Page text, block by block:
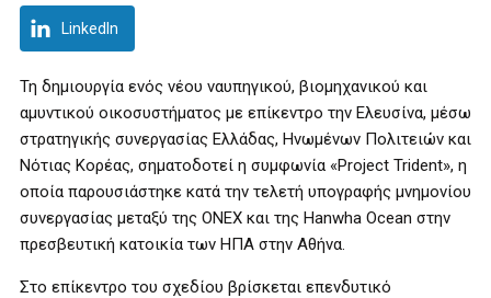
LinkedIn
Τη δημιουργία ενός νέου ναυπηγικού, βιομηχανικού και
αμυντικού οικοσυστήματος με επίκεντρο την Ελευσίνα, μέσω
στρατηγικής συνεργασίας Ελλάδας, Ηνωμένων Πολιτειών και
Νότιας Κορέας, σηματοδοτεί η συμφωνία «Project Trident», η
οποία παρουσιάστηκε κατά την τελετή υπογραφής μνημονίου
συνεργασίας μεταξύ της ONEX και της Hanwha Ocean στην
πρεσβευτική κατοικία των ΗΠΑ στην Αθήνα.
Στο επίκεντρο του σχεδίου βρίσκεται επενδυτικό